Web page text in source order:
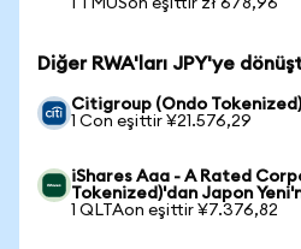
1 TMUSon eşittir zł 678,96
Diğer RWA'ları JPY'ye
Citigroup (Ondo
1 Con eşittir ¥21.576,29
iShares Aaa - A Rated
Tokenized)'dan Japon
1 QLTAon eşittir ¥7.376,82